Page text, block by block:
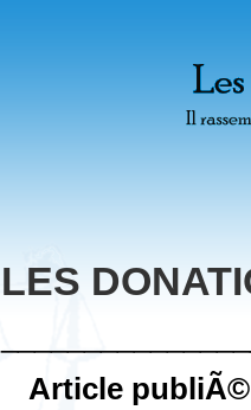
LES
Article